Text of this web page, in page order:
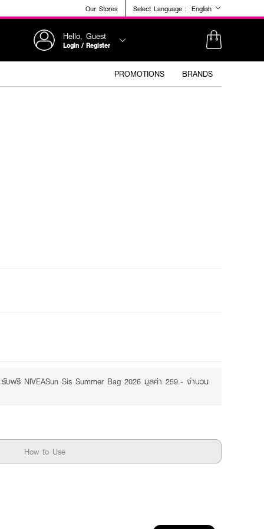
Our Stores Select Language : English
Hello, Guest
Login / Register
PROMOTIONS BRANDS
ฟรี NIVEASun Sis Summer Bag 2026 มูลค่า 259.- จำนวน
How to Use